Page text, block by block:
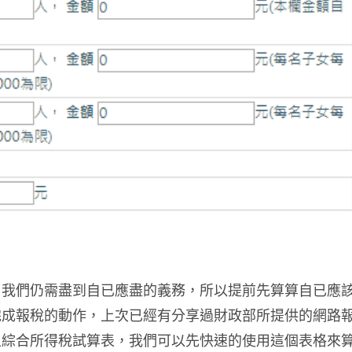
們仍需盡到自已應盡的義務，所以提前先算算自已應
報稅的動作，上次已經有分享過財政部所提供的網路
合所得稅試算表，我們可以先快速的使用這個表格來